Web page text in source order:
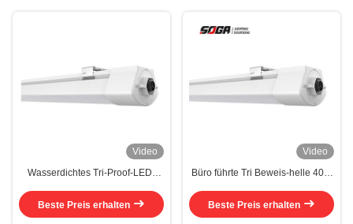
Video
Wasserdichtes Tri-Proof-LED-
LED-Lampe
Beste Preis erhalten
Video
Büro führte Tri Beweis-helle 40W
Fabrik
Beste Preis erhalten